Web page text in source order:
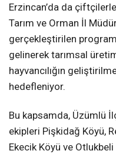
Erzincan’da da
Tarım ve Orman İl
gerçekleştirilen
gelinerek tarımsal
hayvancılığın
hedefleniyor.
Bu kapsamda, Üzümlü
ekipleri Pişkidağ Köyü,
Ekecik Köyü ve